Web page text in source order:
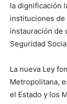
la dignificación
instituciones
instauración de
Seguridad
La nueva Ley
Metropolitana,
el Estado y los